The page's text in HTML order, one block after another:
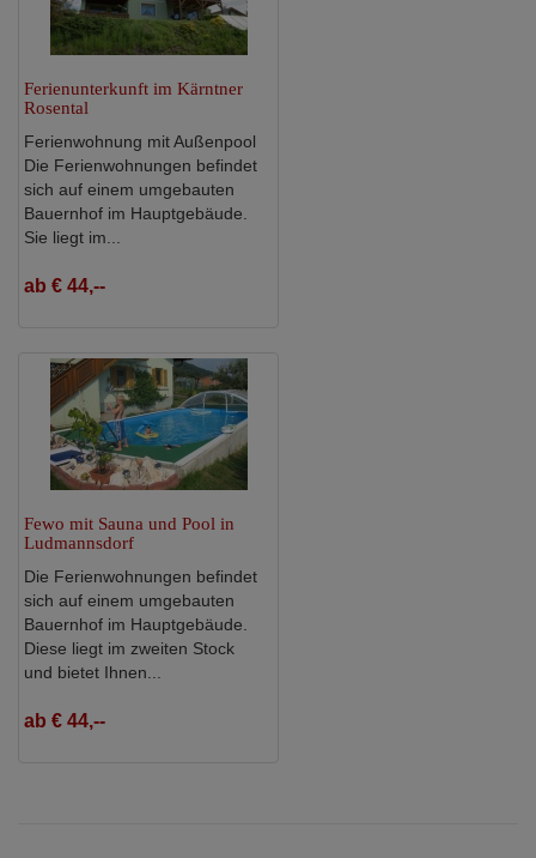
Ferienunterkunft im Kärntner
Rosental
Ferienwohnung mit Außenpool
Die Ferienwohnungen befindet
sich auf einem umgebauten
Bauernhof im Hauptgebäude.
Sie liegt im...
ab € 44,--
Fewo mit Sauna und Pool in
Ludmannsdorf
Die Ferienwohnungen befindet
sich auf einem umgebauten
Bauernhof im Hauptgebäude.
Diese liegt im zweiten Stock
und bietet Ihnen...
ab € 44,--